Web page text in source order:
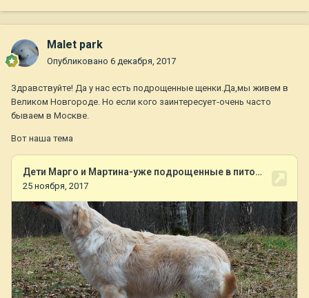
Malet park
Опубликовано 6 декабря, 2017
Здравствуйте! Да у нас есть подрощенные щенки.Да,мы живем в
Великом Новгороде. Но если кого заинтересует-очень часто
бываем в Москве.
Вот наша тема